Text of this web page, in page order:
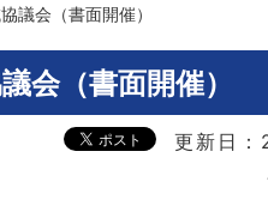
議会（書面開催）
会（書面開催）
更新日：